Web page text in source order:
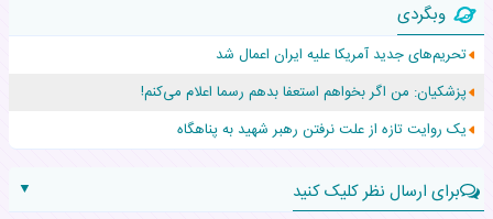
افزایش قد این دختر، چند میلیون دلار برای پدرش خرج داشته
حرکت غیرقانونی یک پرستار، جان دوقلوها را نجات داد!
عجیب‌ترین تولد در ۵/۵/۵ امسال که همه را شوکه کرد!
وبگردی
تحریم‌های جدید آمریکا علیه ایران اعمال شد
پزشکیان: من اگر بخواهم استعفا بدهم رسما اعلام می‌کنم!
یک روایت تازه از علت نرفتن رهبر شهید به پناهگاه
برای ارسال نظر کلیک کنید
▼